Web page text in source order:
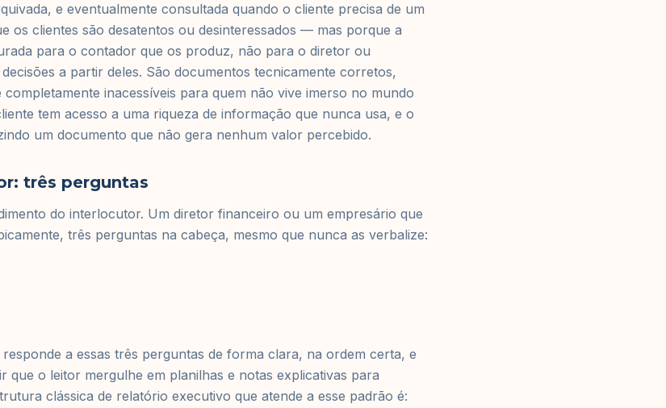
e eventualmente consultada quando o cliente precisa de um
os clientes são desatentos ou desinteressados — mas porque a
para o contador que os produz, não para o diretor ou
a partir deles. São documentos tecnicamente corretos,
inacessíveis para quem não vive imerso no mundo
tem acesso a uma riqueza de informação que nunca usa, e o
um documento que não gera nenhum valor percebido.
três perguntas
do interlocutor. Um diretor financeiro ou um empresário que
três perguntas na cabeça, mesmo que nunca as verbalize:
a essas três perguntas de forma clara, na ordem certa, e
que o leitor mergulhe em planilhas e notas explicativas para
clássica de relatório executivo que atende a esse padrão é: